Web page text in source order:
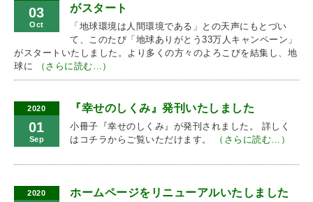
03
Oct
がスタート
「地球環境は人間環境である」との天声にもとづい
て、このたび「地球ありがとう33万人キャンペーン」
がスタートいたしました。より多くの方々のよろこびを結集し、地
球に
（さらに読む…）
2020
01
Sep
『幸せのしくみ』発刊いたしました
小冊子『幸せのしくみ』が発刊されました。 詳しく
はコチラからご覧いただけます。
（さらに読む…）
2020 ホームページをリニューアルいたしました